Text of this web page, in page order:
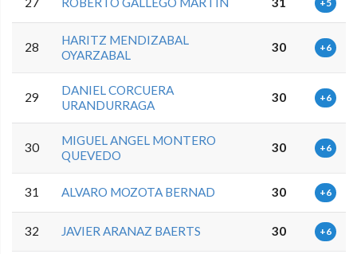
+5
28
HARITZ MENDIZABAL
OYARZABAL
30 +6
29
DANIEL CORCUERA
URANDURRAGA
30 +6
30
MIGUEL ANGEL MONTERO
QUEVEDO
30 +6
31 ALVARO MOZOTA BERNAD 30 +6
32 JAVIER ARANAZ BAERTS 30 +6